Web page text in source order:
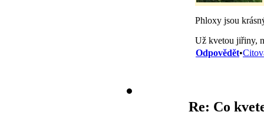
Phloxy jsou
Už kvetou jiřiny,
Odpovědět•
Re: Co